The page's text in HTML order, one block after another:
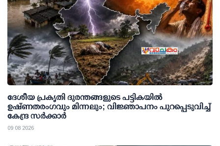
ദേശീയ പ്രകൃതി ദുരന്തങ്ങളുടെ പട്ടികയില്‍
ഉഷ്ണതരംഗവും മിന്നലും; വിജ്ഞാപനം പുറപ്പെടുവിച്ച്
കേന്ദ്ര സര്‍ക്കാര്‍
09 08 2026